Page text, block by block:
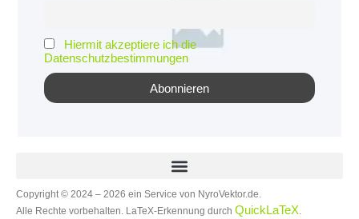
Hiermit akzeptiere ich die
Datenschutzbestimmungen
Copyright © 2024 – 2026 ein Service von NyroVektor.de.
Alle Rechte vorbehalten. LaTeX-Erkennung durch QuickLaTeX.